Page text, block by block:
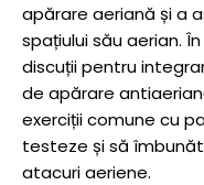
apărare aeriană și a
spațiului său aerian.
discuții pentru
de apărare
exerciții comune cu
testeze și să
atacuri aeriene.